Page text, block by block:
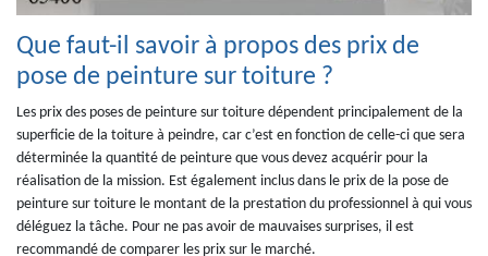
Que faut-il savoir à propos des prix de
pose de peinture sur toiture ?
Les prix des poses de peinture sur toiture dépendent principalement de la
superficie de la toiture à peindre, car c’est en fonction de celle-ci que sera
déterminée la quantité de peinture que vous devez acquérir pour la
réalisation de la mission. Est également inclus dans le prix de la pose de
peinture sur toiture le montant de la prestation du professionnel à qui vous
déléguez la tâche. Pour ne pas avoir de mauvaises surprises, il est
recommandé de comparer les prix sur le marché.